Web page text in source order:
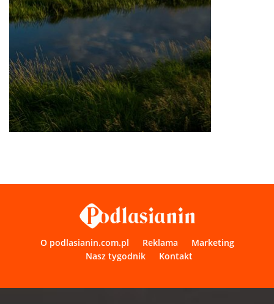
O podlasianin.com.pl Reklama
Marketing
Nasz tygodnik
Kontakt